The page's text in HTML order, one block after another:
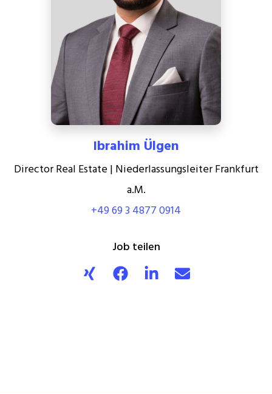
Ibrahim Ülgen
Director Real Estate | Niederlassungsleiter Frankfurt
a.M.
+49 69 3 4877 0914
Job teilen